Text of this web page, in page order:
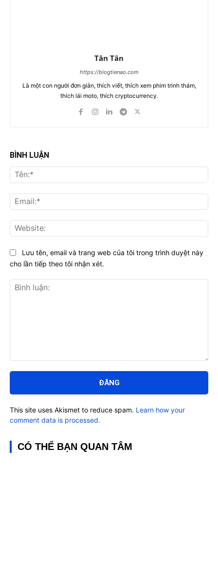
Tân Tân
https://blogtienao.com
Là một con người đơn giản, thích viết, thích xem phim trinh thám,
thích lái moto, thích cryptocurrency.
BÌNH LUẬN
luận:
Lưu tên, email và trang web của tôi trong trình duyệt này
cho lần tiếp theo tôi nhận xét.
This site uses Akismet to reduce spam. Learn how your
comment data is processed.
CÓ THỂ BẠN QUAN TÂM